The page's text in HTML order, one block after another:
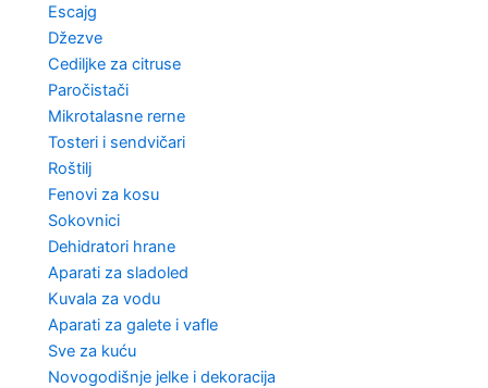
Escajg
Džezve
Cediljke za citruse
Paročistači
Mikrotalasne rerne
Tosteri i sendvičari
Roštilj
Fenovi za kosu
Sokovnici
Dehidratori hrane
Aparati za sladoled
Kuvala za vodu
Aparati za galete i vafle
Sve za kuću
Novogodišnje jelke i dekoracija